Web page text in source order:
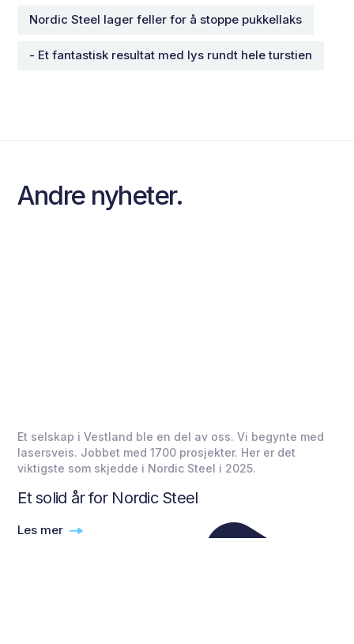
Nordic Steel lager feller for å stoppe pukkellaks
- Et fantastisk resultat med lys rundt hele turstien
Andre nyheter.
Et selskap i Vestland ble en del av oss. Vi begynte med
lasersveis. Jobbet med 1700 prosjekter. Her er det
viktigste som skjedde i Nordic Steel i 2025.
Et solid år for Nordic Steel
Les mer